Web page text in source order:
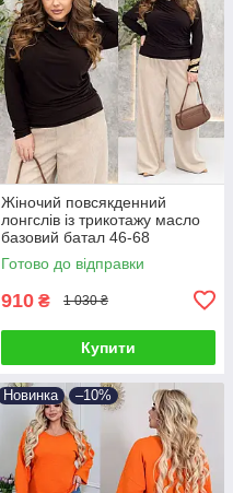
Жіночий повсякденний
лонгслів із трикотажу масло
базовий батал 46-68
Готово до відправки
910 ₴ 1 030 ₴
Купити
Новинка –10%